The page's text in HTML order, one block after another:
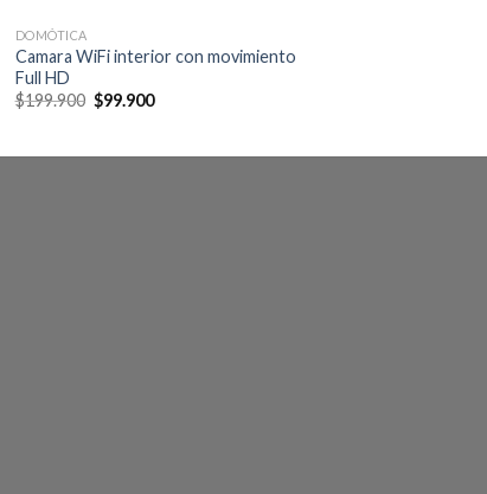
DOMÓTICA
Camara WiFi interior con movimiento
Full HD
$199.900 Original
price
$99.900Current